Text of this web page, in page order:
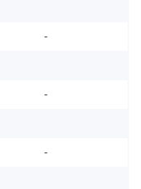
-
-
-